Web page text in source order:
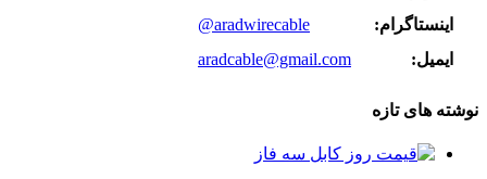
اینستاگرام:
@aradwirecable
ایمیل:
aradcable@gmail.com
نوشته های تازه